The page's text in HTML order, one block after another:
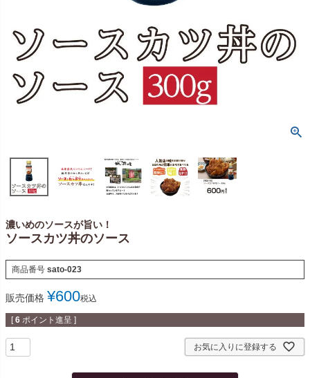
濃いめのソースが旨い！
ソースカツ丼のソース
商品番号 sato-023
販売価格 ¥600税込
[ 6 ポイント進呈 ]
お気に入りに登録する